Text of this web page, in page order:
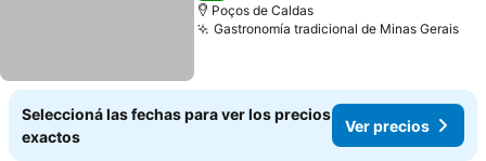
Poços de Caldas
Gastronomía tradicional de Minas Gerais
Seleccioná las fechas para ver los precios
exactos
Ver precios